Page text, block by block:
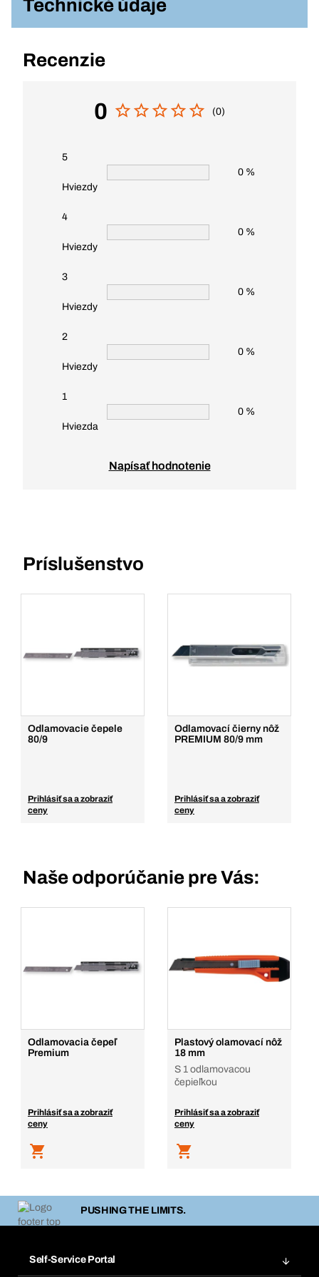
Technické údaje
Recenzie
0 (0)
5
Hviezdy
0 %
4
Hviezdy
0 %
3
Hviezdy
0 %
2
Hviezdy
0 %
1
Hviezda
0 %
Napísať hodnotenie
Príslušenstvo
Odlamovacie čepele
80/9
Prihlásiť sa a zobraziť
ceny
Odlamovací čierny nôž
PREMIUM 80/9 mm
Prihlásiť sa a zobraziť
ceny
Naše odporúčanie pre Vás:
Odlamovacia čepeľ
Premium
Prihlásiť sa a zobraziť
ceny
Plastový olamovací nôž
18 mm
S 1 odlamovacou
čepieľkou
Prihlásiť sa a zobraziť
ceny
PUSHING THE LIMITS.
Self-Service Portal